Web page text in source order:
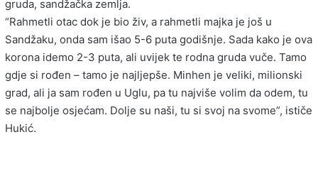
gruda, sandžačka zemlja.
“Rahmetli otac dok je bio živ, a rahmetli majka je još u
Sandžaku, onda sam išao 5-6 puta godišnje. Sada kako je ova
korona idemo 2-3 puta, ali uvijek te rodna gruda vuče. Tamo
gdje si rođen – tamo je najljepše. Minhen je veliki, milionski
grad, ali ja sam rođen u Uglu, pa tu najviše volim da odem, tu
se najbolje osjećam. Dolje su naši, tu si svoj na svome”, ističe
Hukić.